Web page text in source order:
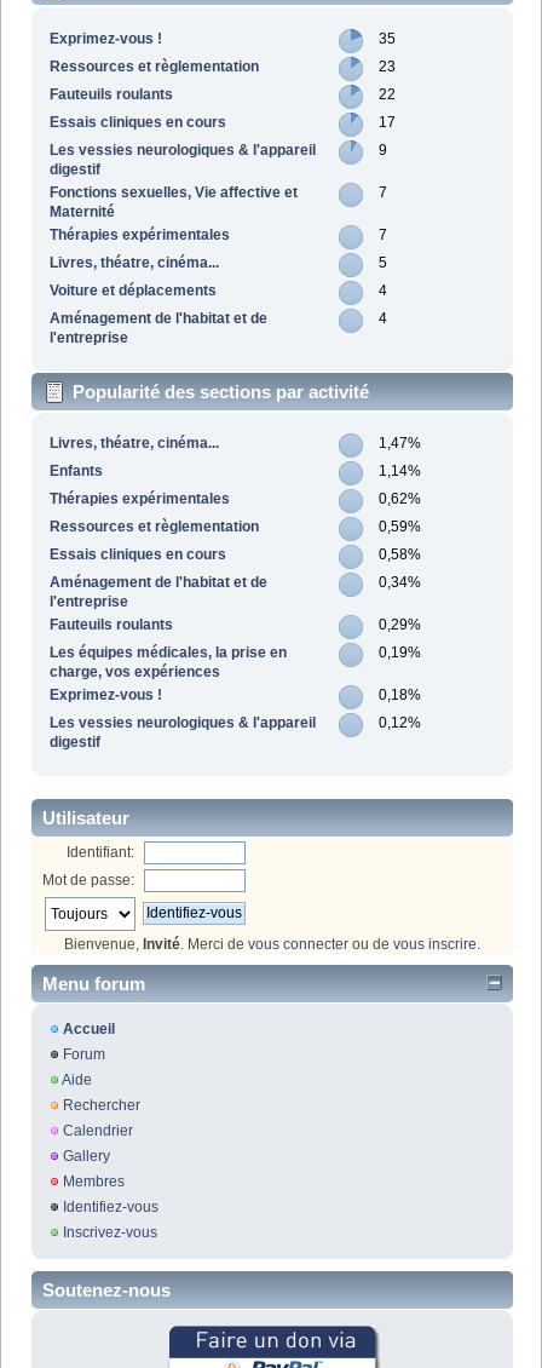
Exprimez-vous !
35
Ressources et règlementation
23
Fauteuils roulants
22
Essais cliniques en cours
17
Les vessies neurologiques & l'appareil
digestif
9
Fonctions sexuelles, Vie affective et
Maternité
7
Thérapies expérimentales
7
Livres, théatre, cinéma...
5
Voiture et déplacements
4
Aménagement de l'habitat et de
l'entreprise
4
Popularité des sections par activité
Livres, théatre, cinéma...
1,47%
Enfants
1,14%
Thérapies expérimentales
0,62%
Ressources et règlementation
0,59%
Essais cliniques en cours
0,58%
Aménagement de l'habitat et de
l'entreprise
0,34%
Fauteuils roulants
0,29%
Les équipes médicales, la prise en
charge, vos expériences
0,19%
Exprimez-vous !
0,18%
Les vessies neurologiques & l'appareil
digestif
0,12%
Utilisateur
Identifiant:
Mot de passe:
Bienvenue, Invité. Merci de vous connecter ou de vous inscrire.
Menu forum
Accueil
Forum
Aide
Rechercher
Calendrier
Gallery
Membres
Identifiez-vous
Inscrivez-vous
Soutenez-nous